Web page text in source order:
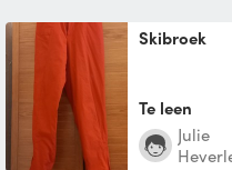
Skibroek
Te leen
Julie